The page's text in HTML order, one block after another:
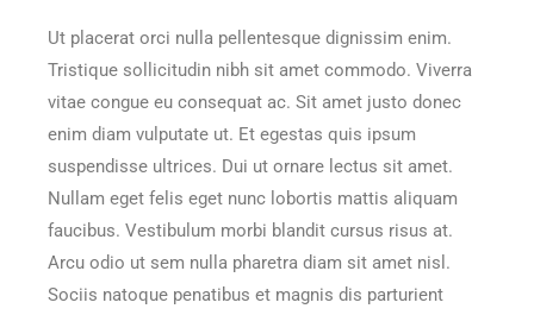
Ut placerat orci nulla pellentesque dignissim enim.
Tristique sollicitudin nibh sit amet commodo. Viverra
vitae congue eu consequat ac. Sit amet justo donec
enim diam vulputate ut. Et egestas quis ipsum
suspendisse ultrices. Dui ut ornare lectus sit amet.
Nullam eget felis eget nunc lobortis mattis aliquam
faucibus. Vestibulum morbi blandit cursus risus at.
Arcu odio ut sem nulla pharetra diam sit amet nisl.
Sociis natoque penatibus et magnis dis parturient